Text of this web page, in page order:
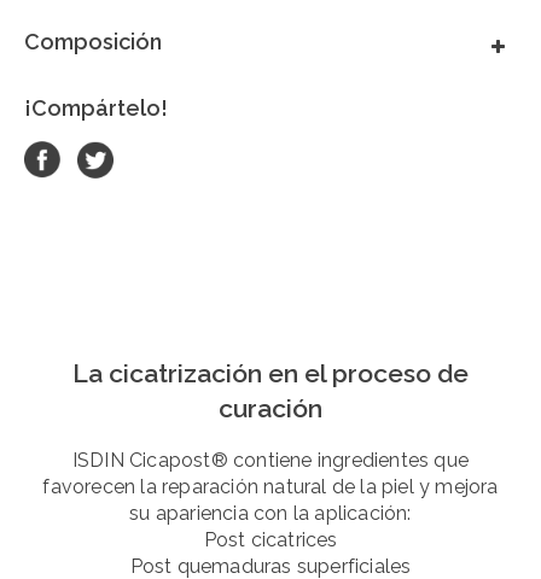
Composición
¡Compártelo!
La cicatrización en el proceso de
curación
ISDIN Cicapost® contiene ingredientes que
favorecen la reparación natural de la piel y mejora
su apariencia con la aplicación:
Post cicatrices
Post quemaduras superficiales